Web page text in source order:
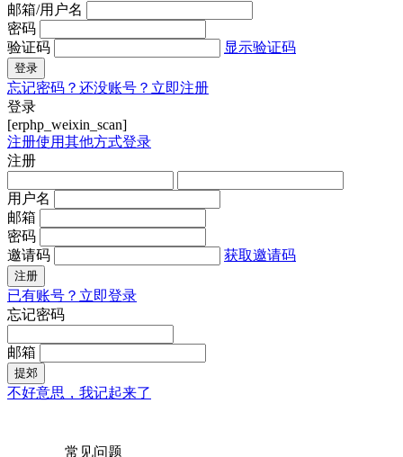
邮箱/用户名
密码
验证码
显示验证码
登录
忘记密码？ 还没账号？立即注册
登录
[erphp_weixin_scan]
注册使用其他方式登录
注册
用户名
邮箱
密码
邀请码
获取邀请码
注册
已有账号？立即登录
忘记密码
邮箱
提郊
不好意思，我记起来了
常见问题